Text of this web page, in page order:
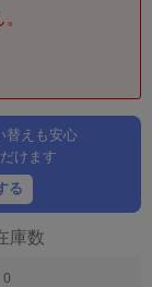
替えも安心
けます
る
庫数
0